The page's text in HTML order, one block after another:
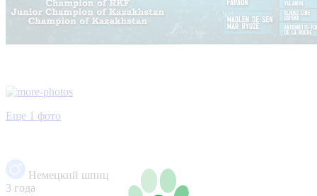
Еще 1 фото
Немецкий шпиц
3 года